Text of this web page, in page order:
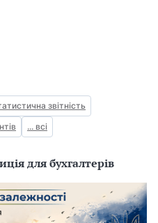
звітність
... всі
для бухгалтерів